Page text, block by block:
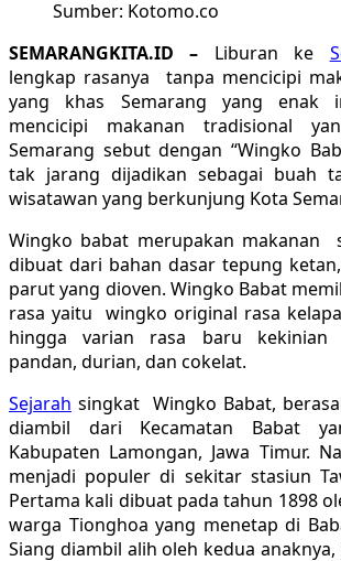
Sumber: Kotomo.co
SEMARANGKITA.ID – Liburan ke
lengkap rasanya tanpa mencicipi
yang khas Semarang yang enak
mencicipi makanan tradisional
Semarang sebut dengan “Wingko
tak jarang dijadikan sebagai buah
wisatawan yang berkunjung Kota
Wingko babat merupakan makanan
dibuat dari bahan dasar tepung
parut yang dioven. Wingko Babat
rasa yaitu wingko original rasa
hingga varian rasa baru kekinian
pandan, durian, dan cokelat.
Sejarah singkat Wingko Babat,
diambil dari Kecamatan Babat
Kabupaten Lamongan, Jawa Timur.
menjadi populer di sekitar stasiun
Pertama kali dibuat pada tahun 1898
warga Tionghoa yang menetap di
Siang diambil alih oleh kedua